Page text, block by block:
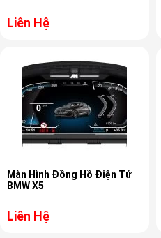
Liên Hệ
Màn Hình Đồng Hồ Điện Tử
BMW X5
Liên Hệ